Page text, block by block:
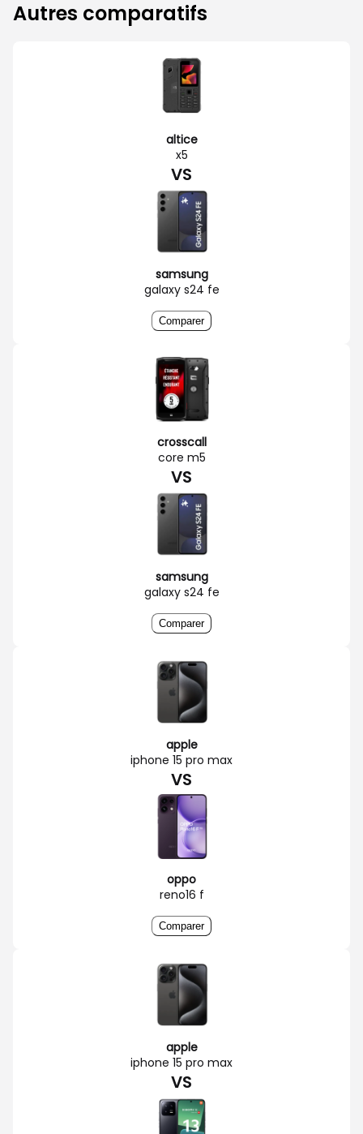
Autres comparatifs
altice
x5
VS
samsung
galaxy s24 fe
Comparer
crosscall
core m5
VS
samsung
galaxy s24 fe
Comparer
apple
iphone 15 pro max
VS
oppo
reno16 f
Comparer
apple
iphone 15 pro max
VS